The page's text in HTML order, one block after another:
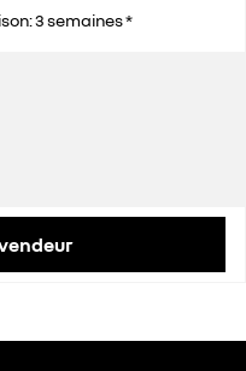
3 semaines *